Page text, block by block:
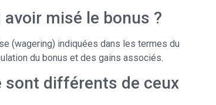
misé le bonus ?
(wagering) indiquées dans les termes du
du bonus et des gains associés.
sont différents de ceux